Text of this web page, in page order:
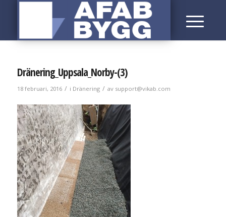
Dränering_Uppsala_Norby-(3)
18 februari, 2016 / i Dränering / av support@vikab.com